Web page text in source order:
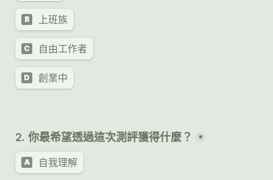
B 上班族
C 自由工作者
D 創業中
*
A 自我理解